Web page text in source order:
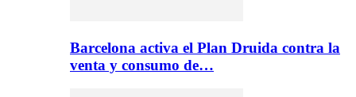
Barcelona activa el Plan Druida contra la
venta y consumo de…